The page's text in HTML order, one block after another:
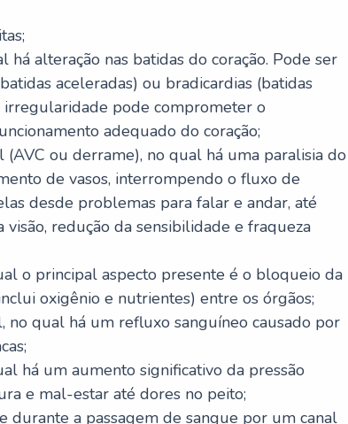
há alteração nas batidas do coração. Pode ser
aceleradas) ou bradicardias (batidas
irregularidade pode comprometer o
adequado do coração;
ou derrame), no qual há uma paralisia do
de vasos, interrompendo o fluxo de
desde problemas para falar e andar, até
redução da sensibilidade e fraqueza
o principal aspecto presente é o bloqueio da
oxigênio e nutrientes) entre os órgãos;
no qual há um refluxo sanguíneo causado por
há um aumento significativo da pressão
e mal-estar até dores no peito;
durante a passagem de sangue por um canal